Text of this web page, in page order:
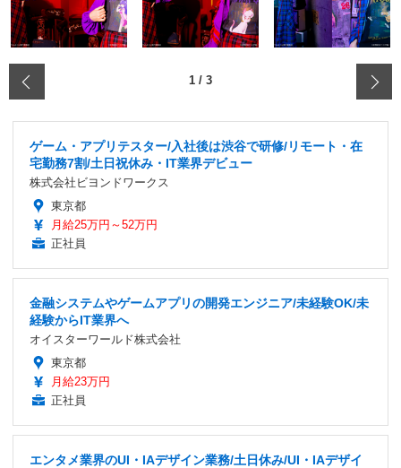
1 / 3
ゲーム・アプリテスター/入社後は渋谷で研修/リモート・在
宅勤務7割/土日祝休み・IT業界デビュー
株式会社ビヨンドワークス
東京都
月給25万円～52万円
正社員
金融システムやゲームアプリの開発エンジニア/未経験OK/未
経験からIT業界へ
オイスターワールド株式会社
東京都
月給23万円
正社員
エンタメ業界のUI・IAデザイン業務/土日休み/UI・IAデザイ